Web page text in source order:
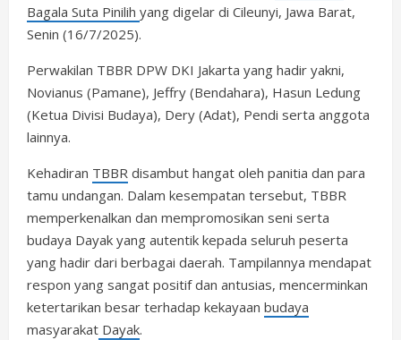
Bagala Suta Pinilih yang digelar di Cileunyi, Jawa Barat,
Senin (16/7/2025).
Perwakilan TBBR DPW DKI Jakarta yang hadir yakni,
Novianus (Pamane), Jeffry (Bendahara), Hasun Ledung
(Ketua Divisi Budaya), Dery (Adat), Pendi serta anggota
lainnya.
Kehadiran TBBR disambut hangat oleh panitia dan para
tamu undangan. Dalam kesempatan tersebut, TBBR
memperkenalkan dan mempromosikan seni serta
budaya Dayak yang autentik kepada seluruh peserta
yang hadir dari berbagai daerah. Tampilannya mendapat
respon yang sangat positif dan antusias, mencerminkan
ketertarikan besar terhadap kekayaan budaya
masyarakat Dayak.